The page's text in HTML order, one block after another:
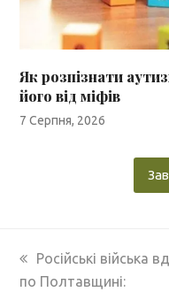
Як розпізнати
його від міфів
7 Серпня, 2026
previous
post:
Російські війська
по Полтавщині: